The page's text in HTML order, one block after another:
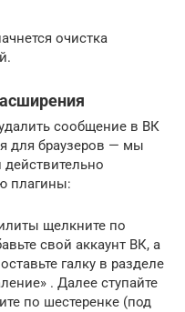
очистка
сообщение в ВК
для браузеров — мы
плагины:
щелкните по
свой аккаунт ВК, а
галку в разделе
. Далее ступайте
по шестеренке (под